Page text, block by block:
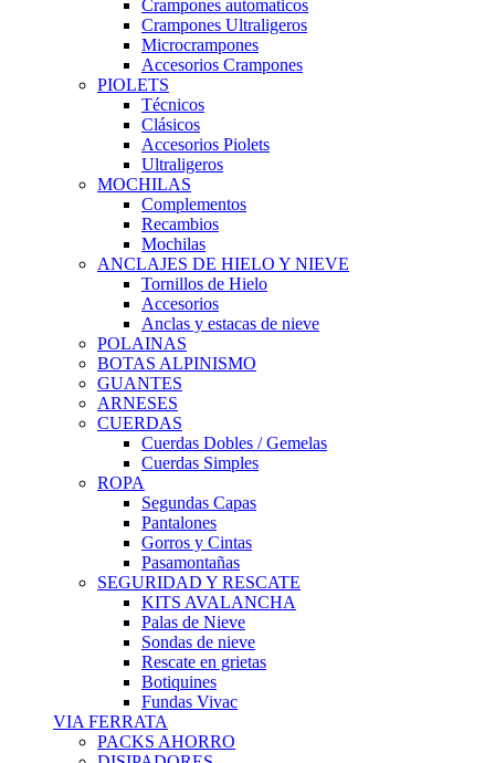
Crampones automaticos
Crampones Ultraligeros
Microcrampones
Accesorios Crampones
PIOLETS
Técnicos
Clásicos
Accesorios Piolets
Ultraligeros
MOCHILAS
Complementos
Recambios
Mochilas
ANCLAJES DE HIELO Y NIEVE
Tornillos de Hielo
Accesorios
Anclas y estacas de nieve
POLAINAS
BOTAS ALPINISMO
GUANTES
ARNESES
CUERDAS
Cuerdas Dobles / Gemelas
Cuerdas Simples
ROPA
Segundas Capas
Pantalones
Gorros y Cintas
Pasamontañas
SEGURIDAD Y RESCATE
KITS AVALANCHA
Palas de Nieve
Sondas de nieve
Rescate en grietas
Botiquines
Fundas Vivac
VIA FERRATA
PACKS AHORRO